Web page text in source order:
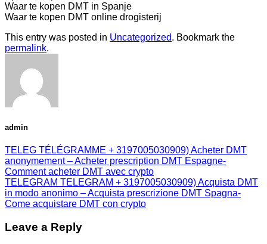
Waar te kopen DMT in Spanje
Waar te kopen DMT online drogisterij
This entry was posted in Uncategorized. Bookmark the
permalink.
admin
TELEG TÉLÉGRAMME + 3197005030909) Acheter DMT
anonymement – Acheter prescription DMT Espagne-
Comment acheter DMT avec crypto
TELEGRAM TELEGRAM + 3197005030909) Acquista DMT
in modo anonimo – Acquista prescrizione DMT Spagna-
Come acquistare DMT con crypto
Leave a Reply